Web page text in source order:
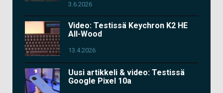
3.6.2026
Video: Testissä Keychron K2 HE
All-Wood
13.4.2026
Uusi artikkeli & video: Testissä
Google Pixel 10a